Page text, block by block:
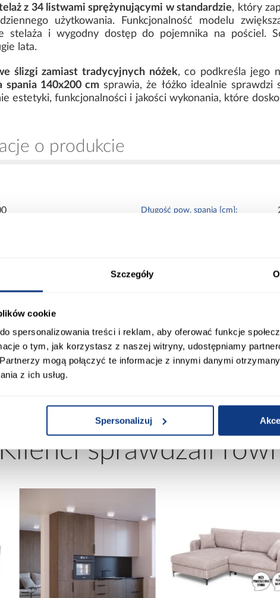
Szczegóły
cookie
spersonalizowania treści i reklam, aby oferować funkcje
o tym, jak korzystasz z naszej witryny, udostępniamy
mogą połączyć te informacje z innymi danymi
z ich usług.
Spersonalizuj
z 34 listwami sprężynującymi w standardzie, który
użytkowania. Funkcjonalność modelu
stelaża i wygodny dostęp do pojemnika na pościel.
lata.
ślizgi zamiast tradycyjnych nóżek, co podkreśla jego
spania 140x200 cm sprawia, że łóżko idealnie
estetyki, funkcjonalności i jakości wykonania, które
o produkcie
Długość pow. spania [cm]:
Stelaż w komplecie:
sprawdzali